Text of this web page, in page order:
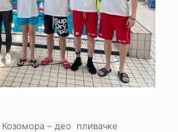
– део пливачке